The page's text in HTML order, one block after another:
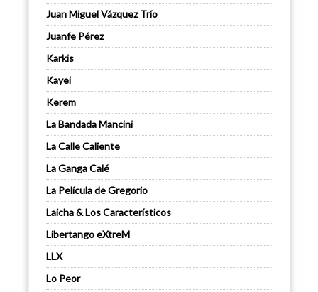
Juan Miguel Vázquez Trío
Juanfe Pérez
Karkis
Kayei
Kerem
La Bandada Mancini
La Calle Caliente
La Ganga Calé
La Película de Gregorio
Laicha & Los Característicos
Libertango eXtreM
LLX
Lo Peor